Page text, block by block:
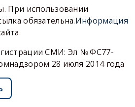
При использовании
обязательна.Информация
СМИ: Эл № ФС77-
28 июля 2014 года